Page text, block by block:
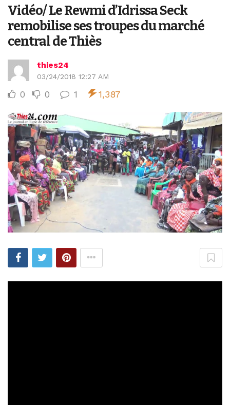
Vidéo/ Le Rewmi d’Idrissa Seck
remobilise ses troupes du marché
central de Thiès
thies24
03/24/2018 12:27 AM
0 0 1 1,387